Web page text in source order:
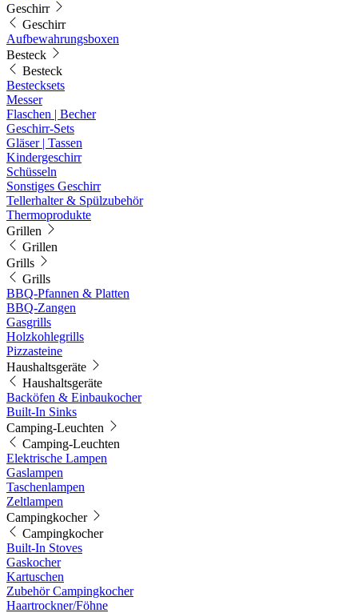
Geschirr
Geschirr
Aufbewahrungsboxen
Besteck
Besteck
Bestecksets
Messer
Flaschen | Becher
Geschirr-Sets
Gläser | Tassen
Kindergeschirr
Schüsseln
Sonstiges Geschirr
Tellerhalter & Spülzubehör
Thermoprodukte
Grillen
Grillen
Grills
Grills
BBQ-Pfannen & Platten
BBQ-Zangen
Gasgrills
Holzkohlegrills
Pizzasteine
Haushaltsgeräte
Haushaltsgeräte
Backöfen & Einbaukocher
Built-In Sinks
Camping-Leuchten
Camping-Leuchten
Elektrische Lampen
Gaslampen
Taschenlampen
Zeltlampen
Campingkocher
Campingkocher
Built-In Stoves
Gaskocher
Kartuschen
Zubehör Campingkocher
Haartrockner/Föhne